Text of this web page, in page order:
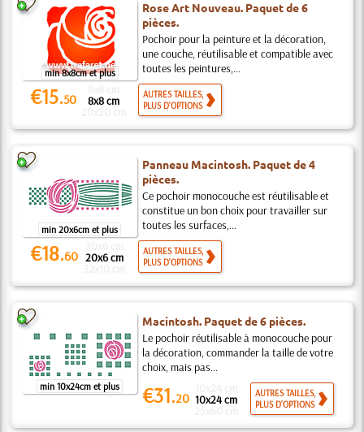
min 8x8cm et plus
Rose Art Nouveau. Paquet de 6
pièces.
Pochoir pour la peinture et la décoration,
une couche, réutilisable et compatible avec
toutes les peintures,...
€15.50 8x8 cm
AUTRES TAILLES,
PLUS D'OPTIONS
min 20x6cm et plus
Panneau Macintosh. Paquet de 4
pièces.
Ce pochoir monocouche est réutilisable et
constitue un bon choix pour travailler sur
toutes les surfaces,...
€18.60 20x6 cm
AUTRES TAILLES,
PLUS D'OPTIONS
min 10x24cm et plus
Macintosh. Paquet de 6 pièces.
Le pochoir réutilisable à monocouche pour
la décoration, commander la taille de votre
choix, mais pas...
€31.20 10x24 cm
AUTRES TAILLES,
PLUS D'OPTIONS